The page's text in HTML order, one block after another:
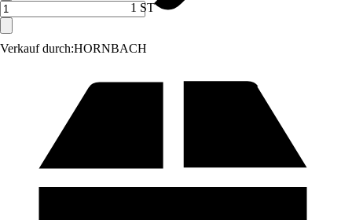
Verkauf durch:HORNBACH
1 ST